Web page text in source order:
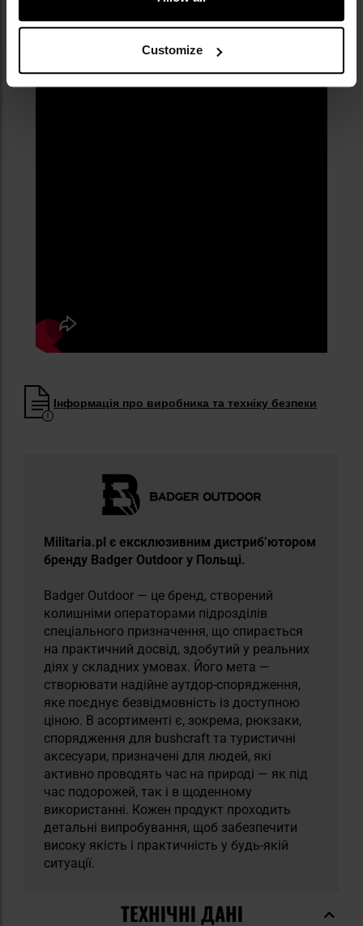
Customize
Інформація про виробника та техніку безпеки
Militaria.pl є ексклюзивним дистриб’ютором
бренду Badger Outdoor у Польщі.
Badger Outdoor — це бренд, створений
колишніми операторами підрозділів
спеціального призначення, що спирається
на практичний досвід, здобутий у реальних
діях у складних умовах. Його мета —
створювати надійне аутдор-спорядження,
яке поєднує безвідмовність із доступною
ціною. В асортименті є, зокрема, рюкзаки,
спорядження для bushcraft та туристичні
аксесуари, призначені для людей, які
активно проводять час на природі — як під
час подорожей, так і в щоденному
використанні. Кожен продукт проходить
детальні випробування, щоб забезпечити
високу якість і практичність у будь-якій
ситуації.
ТЕХНІЧНІ ДАНІ